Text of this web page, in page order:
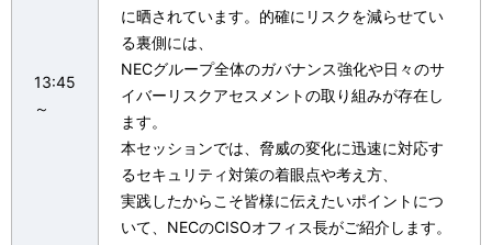
13:45
～
に晒されています。的確にリスクを減らせてい
る裏側には、
NECグループ全体のガバナンス強化や日々のサ
イバーリスクアセスメントの取り組みが存在し
ます。
本セッションでは、脅威の変化に迅速に対応す
るセキュリティ対策の着眼点や考え方、
実践したからこそ皆様に伝えたいポイントにつ
いて、NECのCISOオフィス長がご紹介します。